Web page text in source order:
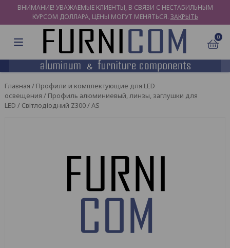
ВНИМАНИЕ! УВАЖАЕМЫЕ КЛИЕНТЫ, В СВЯЗИ С НЕСТАБИЛЬНЫМ
КУРСОМ ДОЛЛАРА, ЦЕНЫ МОГУТ МЕНЯТЬСЯ. ЗАКРЫТЬ
0
Главная / Профили и комплектующие для LED
освещения / Профиль алюминиевый, линзы, заглушки для
LED / Світлодіодний Z300 / AS